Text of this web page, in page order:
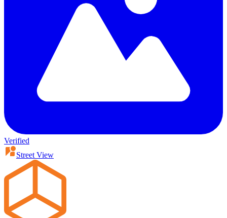
Verified
Street View